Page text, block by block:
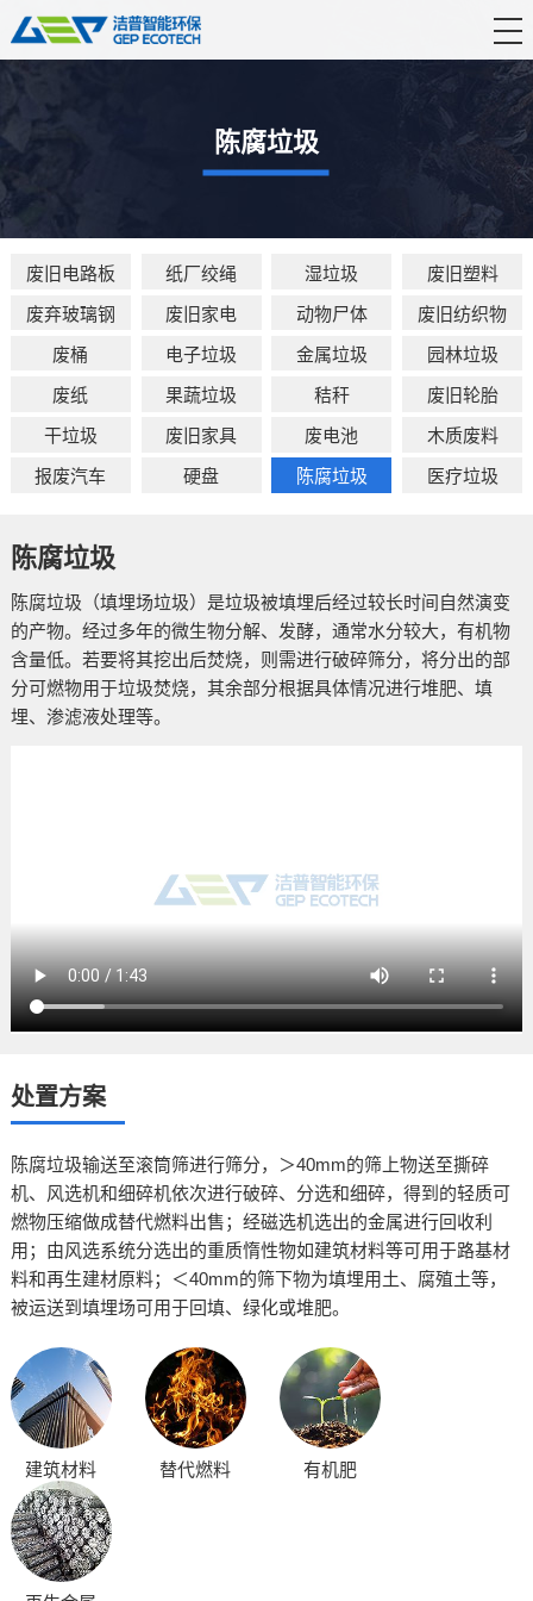
产品中心
解决方案
新闻资讯
联系我们
陈腐垃圾
废旧电路板 纸厂绞绳 湿垃圾 废旧塑料
废弃玻璃钢 废旧家电 动物尸体 废旧纺织物
废桶 电子垃圾 金属垃圾 园林垃圾
废纸 果蔬垃圾 秸秆 废旧轮胎
干垃圾 废旧家具 废电池 木质废料
报废汽车 硬盘 陈腐垃圾 医疗垃圾
陈腐垃圾
陈腐垃圾（填埋场垃圾）是垃圾被填埋后经过较长时间自然演变
的产物。经过多年的微生物分解、发酵，通常水分较大，有机物
含量低。若要将其挖出后焚烧，则需进行破碎筛分，将分出的部
分可燃物用于垃圾焚烧，其余部分根据具体情况进行堆肥、填
埋、渗滤液处理等。
处置方案
陈腐垃圾输送至滚筒筛进行筛分，＞40mm的筛上物送至撕碎
机、风选机和细碎机依次进行破碎、分选和细碎，得到的轻质可
燃物压缩做成替代燃料出售；经磁选机选出的金属进行回收利
用；由风选系统分选出的重质惰性物如建筑材料等可用于路基材
料和再生建材原料；＜40mm的筛下物为填埋用土、腐殖土等，
被运送到填埋场可用于回填、绿化或堆肥。
建筑材料 替代燃料 有机肥